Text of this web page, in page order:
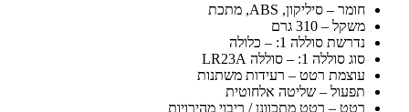
חומר – סיליקון, ABS, מתכת
משקל – 310 גרם
נדרשת סוללה 1: – כלולה
סוג סוללה 1: – סוללה LR23A
עוצמת רטט – רעידות משתנות
תפעול – שליטה אלחוטית
רטט – רטט מתכוונן / ריבוי מהירויות